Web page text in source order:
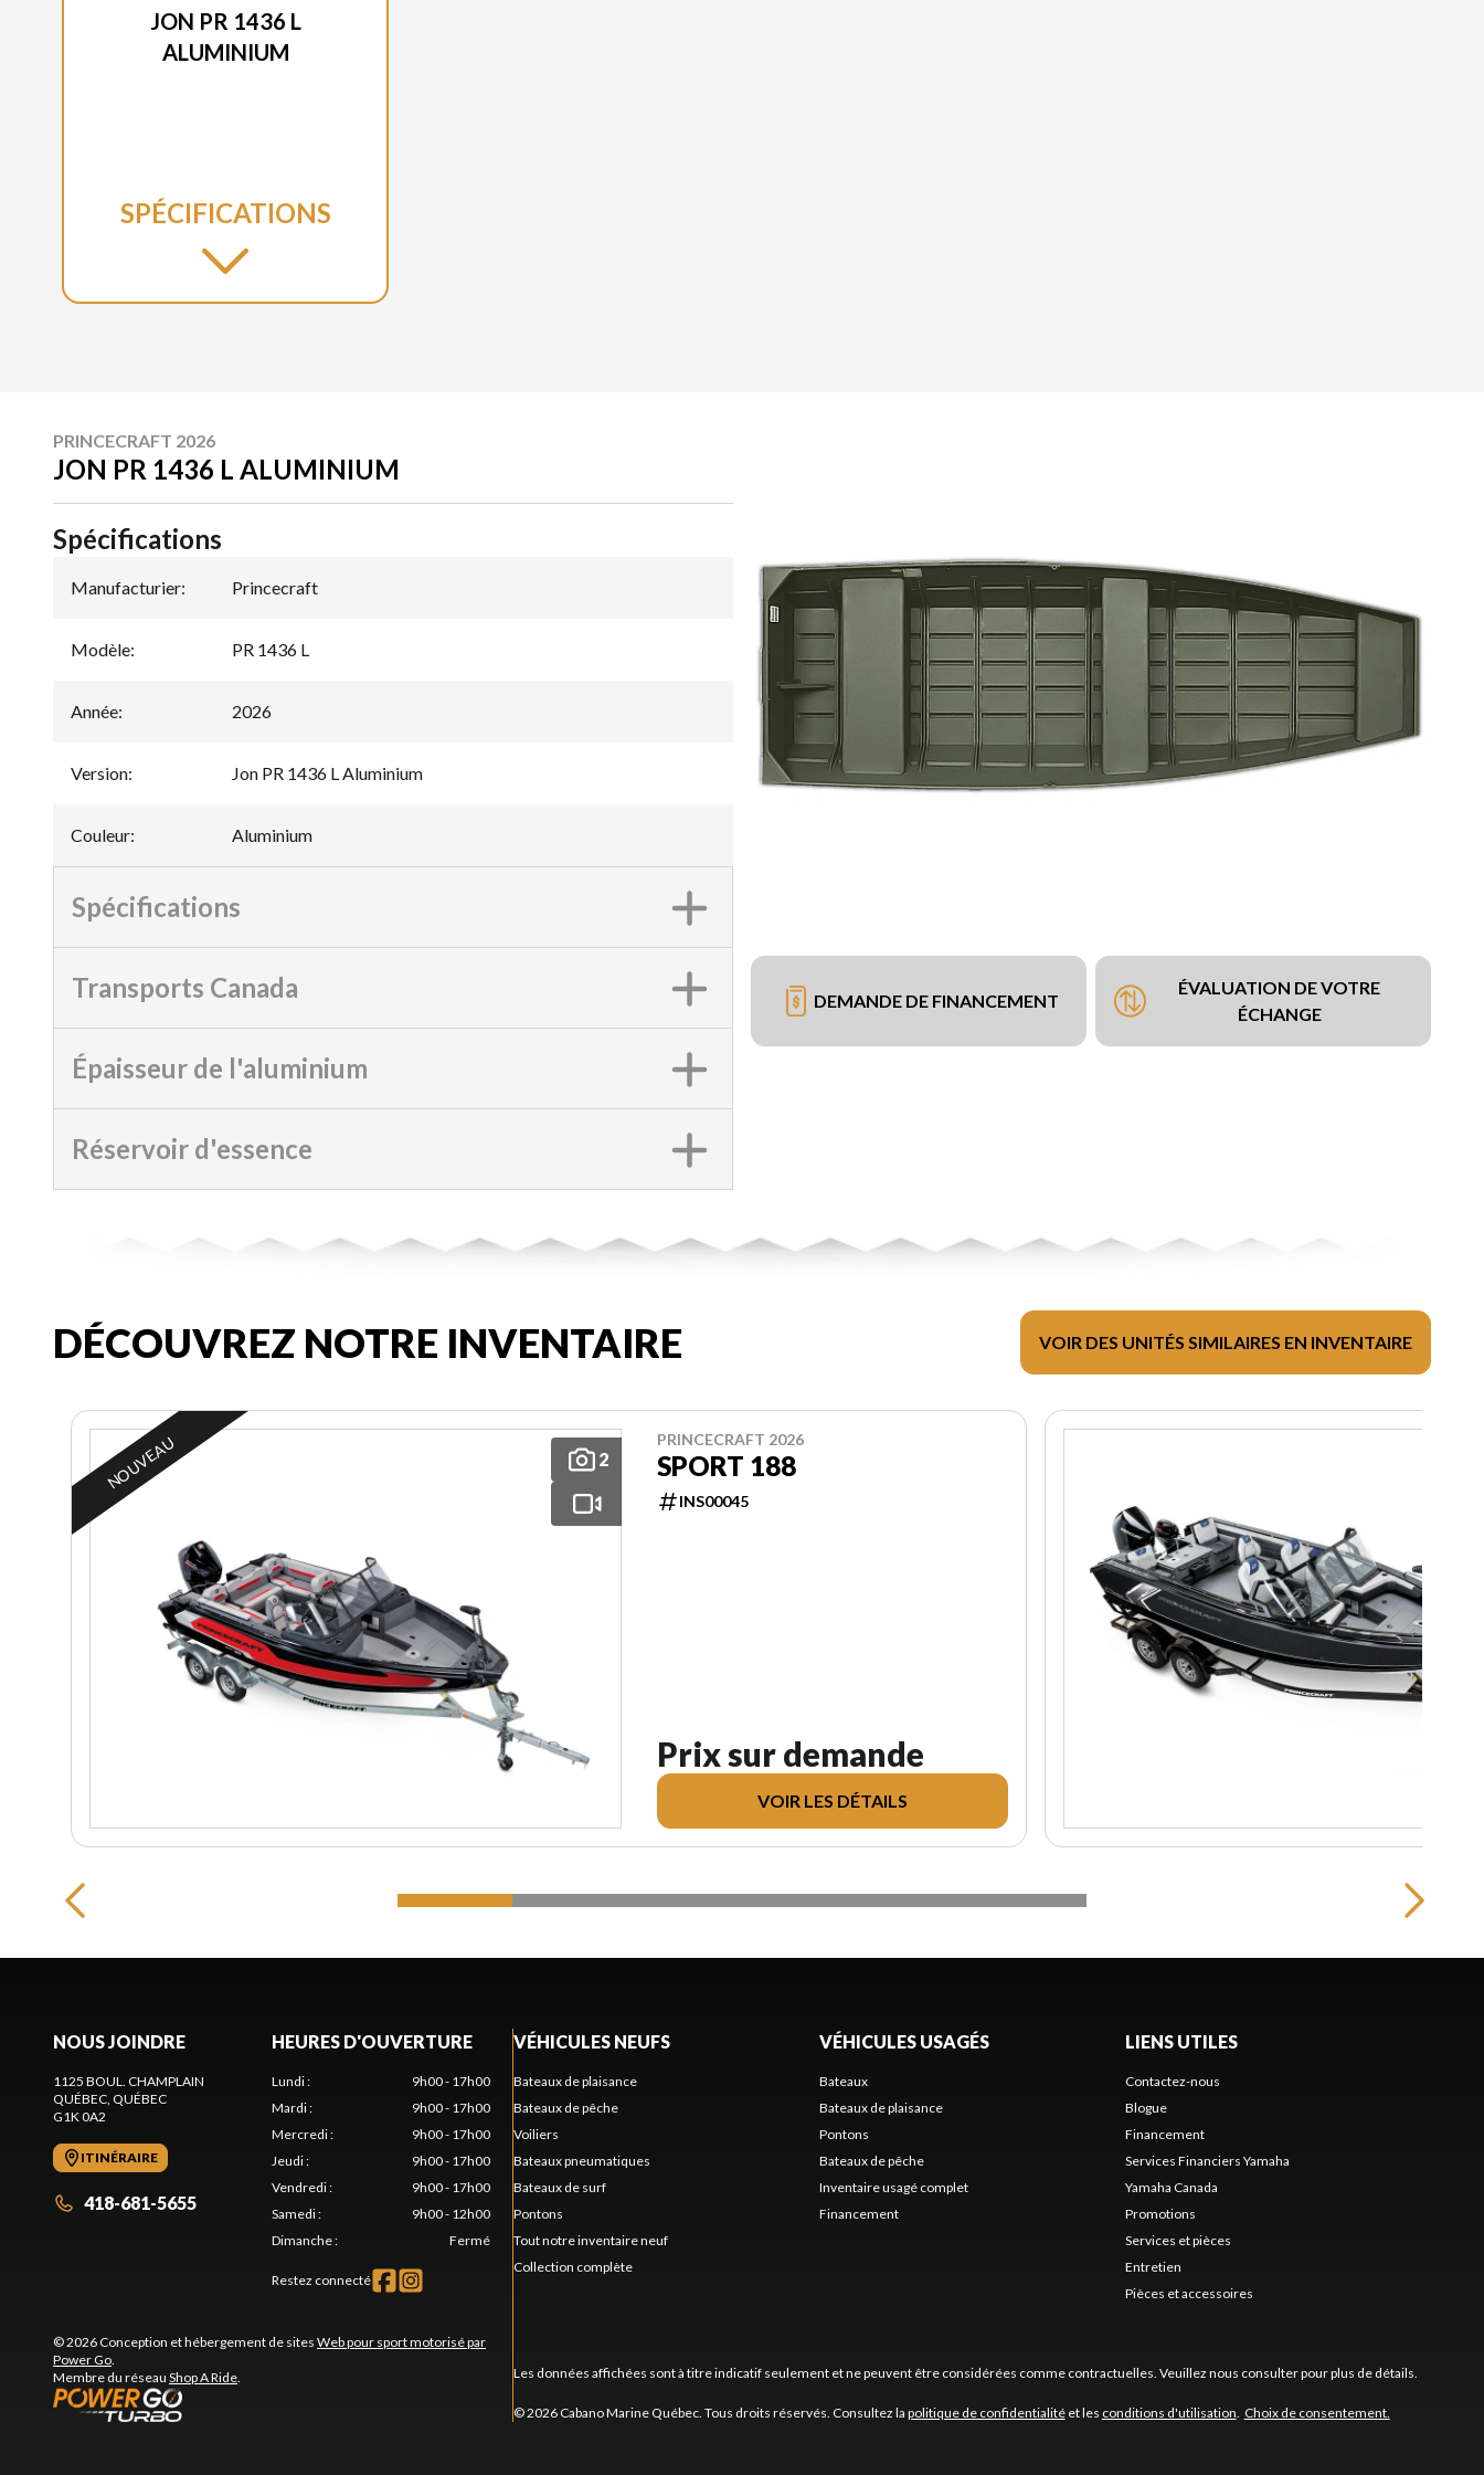
JON PR 1436 L
ALUMINIUM
SPÉCIFICATIONS
PRINCECRAFT 2026
JON PR 1436 L ALUMINIUM
DEMANDE DE FINANCEMENT
ÉVALUATION DE VOTRE
ÉCHANGE
Spécifications
Manufacturier: Princecraft
Modèle: PR 1436 L
Année: 2026
Version: Jon PR 1436 L Aluminium
Couleur: Aluminium
Spécifications
Transports Canada
Épaisseur de l'aluminium
Réservoir d'essence
DÉCOUVREZ NOTRE INVENTAIRE VOIR DES UNITÉS SIMILAIRES EN INVENTAIRE
2
NOUVEAU PRINCECRAFT 2026
SPORT 188
INS00045
Prix sur demande
VOIR LES DÉTAILS
NOUS JOINDRE
1125 BOUL. CHAMPLAIN
QUÉBEC , QUÉBEC
G1K 0A2
ITINÉRAIRE
418-681-5655
HEURES D'OUVERTURE
Lundi:
9h00 - 17h00
Mardi:
9h00 - 17h00
Mercredi:
9h00 - 17h00
Jeudi:
9h00 - 17h00
Vendredi:
9h00 - 17h00
Samedi:
9h00 - 12h00
Dimanche: Fermé
Restez connecté
© 2026 Conception et hébergement de sites Web pour sport motorisé par
Power Go
Membre du réseau Shop A Ride
VÉHICULES NEUFS
Bateaux de plaisance
Bateaux de pêche
Voiliers
Bateaux pneumatiques
Bateaux de surf
Pontons
Tout notre inventaire neuf
Collection complète
VÉHICULES USAGÉS
Bateaux
Bateaux de plaisance
Pontons
Bateaux de pêche
Inventaire usagé complet
Financement
LIENS UTILES
Contactez-nous
Blogue
Financement
Services Financiers Yamaha
Yamaha Canada
Promotions
Services et pièces
Entretien
Pièces et accessoires
Les données affichées sont à titre indicatif seulement et ne peuvent être considérées comme contractuelles. Veuillez nous consulter pour plus de détails.
© 2026 Cabano Marine Québec. Tous droits réservés. Consultez la politique de confidentialitéet les conditions d'utilisation Choix de consentement.